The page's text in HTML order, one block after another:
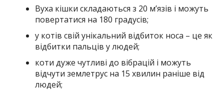
Вуха кішки складаються з 20 м’язів і можуть
повертатися на 180 градусів;
у котів свій унікальний відбиток носа – це як
відбитки пальців у людей;
коти дуже чутливі до вібрацій і можуть
відчути землетрус на 15 хвилин раніше від
людей;